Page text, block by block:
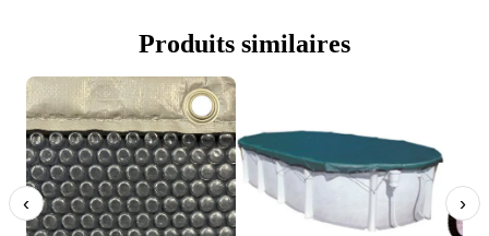
Produits similaires
‹ ›